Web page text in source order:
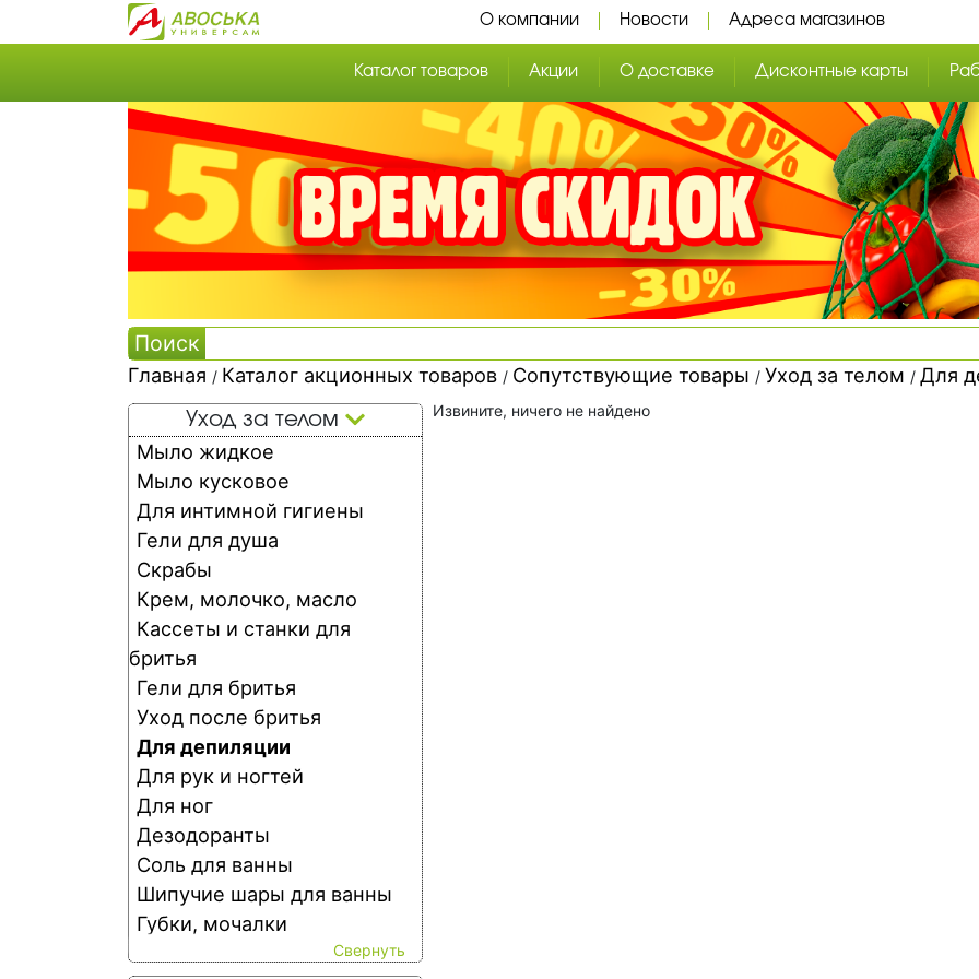
О компании Новости Адреса магазинов
Каталог товаров
Каталог товаров доставки
Каталог акционных товаров
Собственная торговая марка
Собственное производство
Акции
Фишки на скидки
Социальные карты
О доставке Дисконтные карты
Вход в личный кабинет
Регистрация дисконтной
Условия использования
Адреса магазинов
Поиск
Главная / Каталог акционных товаров / Сопутствующие товары / Уход за телом / Для
Уход за телом
Мыло жидкое
Мыло кусковое
Для интимной гигиены
Гели для душа
Скрабы
Крем, молочко, масло
Кассеты и станки для
бритья
Гели для бритья
Уход после бритья
Для депиляции
Для рук и ногтей
Для ног
Дезодоранты
Соль для ванны
Шипучие шары для ванны
Губки, мочалки
Каталог
Извините, ничего не найдено